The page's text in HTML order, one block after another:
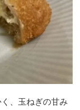
、玉ねぎの甘み